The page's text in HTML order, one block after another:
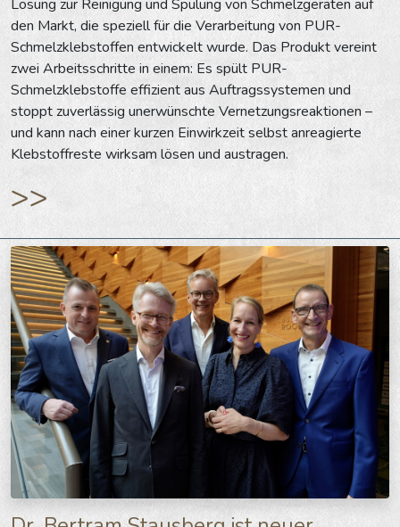
Lösung zur Reinigung und Spülung von Schmelzgeräten auf
den Markt, die speziell für die Verarbeitung von PUR-
Schmelzklebstoffen entwickelt wurde. Das Produkt vereint
zwei Arbeitsschritte in einem: Es spült PUR-
Schmelzklebstoffe effizient aus Auftragssystemen und
stoppt zuverlässig unerwünschte Vernetzungsreaktionen –
und kann nach einer kurzen Einwirkzeit selbst anreagierte
Klebstoffreste wirksam lösen und austragen.
>>